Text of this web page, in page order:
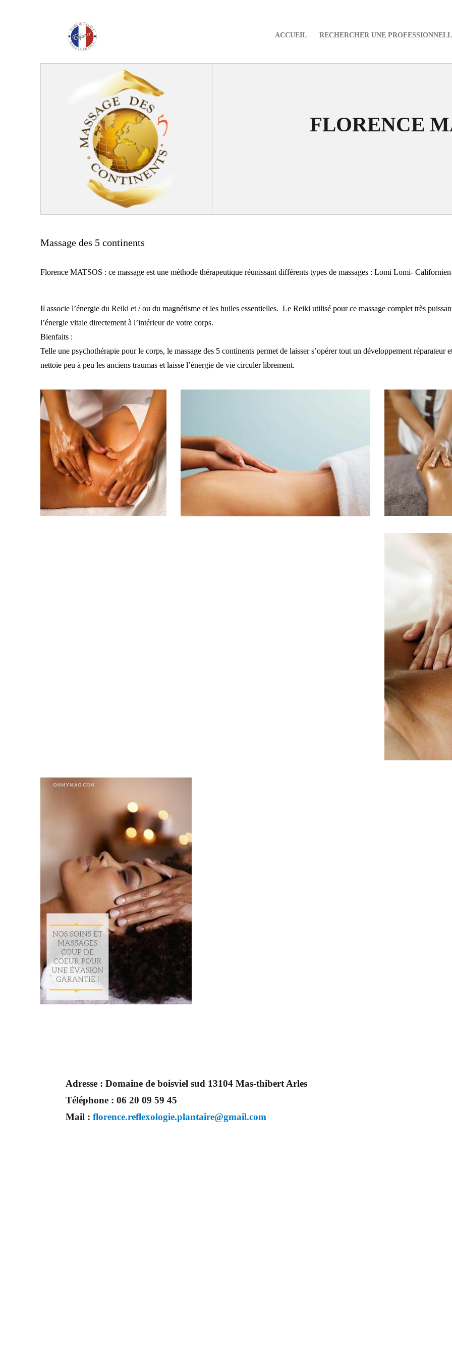
Enfance Made in France
ACCUEIL RECHERCHER UNE
FLORENCE
Massage des 5 continents
Florence MATSOS : ce massage est une méthode thérapeutique réunissant différents types de massages : Lomi Lomi-
Il associe l’énergie du Reiki et / ou du magnétisme et les huiles essentielles. Le Reiki utilisé pour ce massage complet très
l’énergie vitale directement à l’intérieur de votre corps.
Bienfaits :
Telle une psychothérapie pour le corps, le massage des 5 continents permet de laisser s’opérer tout un développement
nettoie peu à peu les anciens traumas et laisse l’énergie de vie circuler librement.
Adresse :Domaine de boisviel sud 13104 Mas-thibert Arles
Téléphone :06 20 09 59 45
Mail :florence.reflexologie.plantaire@gmail.com